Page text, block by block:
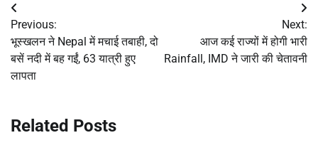
Post
navigation
Previous:
भूस्खलन ने Nepal में मचाई तबाही, दो
बसें नदी में बह गईं, 63 यात्री हुए
लापता
Next:
आज कई राज्यों में होगी भारी
Rainfall, IMD ने जारी की चेतावनी
Related Posts